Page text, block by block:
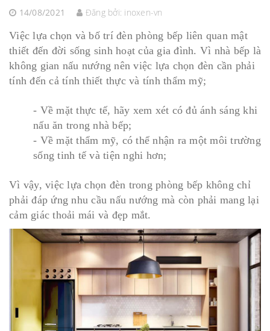
14/08/2021 Đăng bởi: inoxen-vn
Việc lựa chọn và bố trí đèn phòng bếp liên quan mật
thiết đến đời sống sinh hoạt của gia đình. Vì nhà bếp là
không gian nấu nướng nên việc lựa chọn đèn cần phải
tính đến cả tính thiết thực và tính thẩm mỹ;
- Về mặt thực tế, hãy xem xét có đủ ánh sáng khi
nấu ăn trong nhà bếp;
- Về mặt thẩm mỹ, có thể nhận ra một môi trường
sống tinh tế và tiện nghi hơn;
Vì vậy, việc lựa chọn đèn trong phòng bếp không chỉ
phải đáp ứng nhu cầu nấu nướng mà còn phải mang lại
cảm giác thoải mái và đẹp mắt.